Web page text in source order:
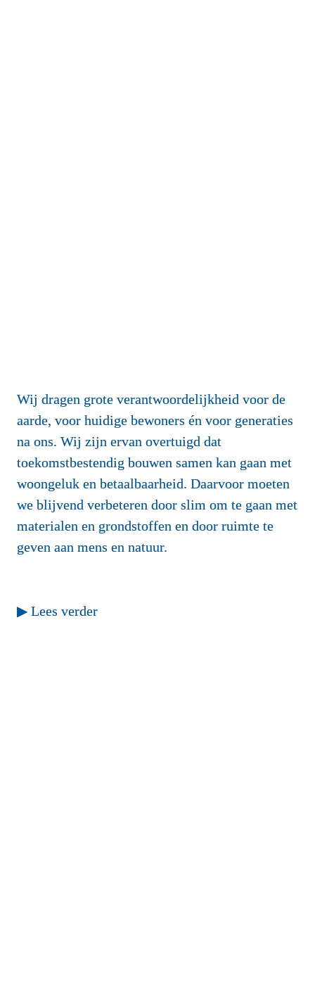
Wij dragen grote verantwoordelijkheid voor de
aarde, voor huidige bewoners én voor generaties
na ons. Wij zijn ervan overtuigd dat
toekomstbestendig bouwen samen kan gaan met
woongeluk en betaalbaarheid. Daarvoor moeten
we blijvend verbeteren door slim om te gaan met
materialen en grondstoffen en door ruimte te
geven aan mens en natuur.
▶ Lees verder